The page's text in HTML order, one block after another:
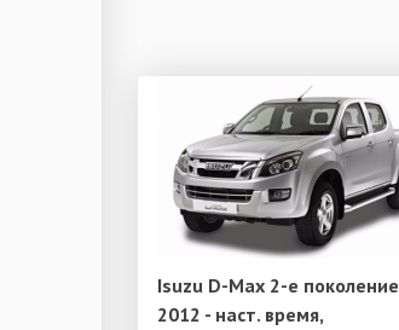
Isuzu D-Max 2-е поколение
2012 - наст. время,